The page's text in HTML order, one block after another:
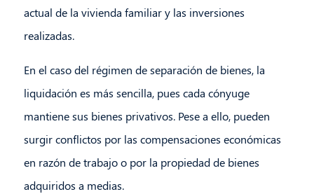
actual de la vivienda familiar y las inversiones
realizadas.
En el caso del régimen de separación de bienes, la
liquidación es más sencilla, pues cada cónyuge
mantiene sus bienes privativos. Pese a ello, pueden
surgir conflictos por las compensaciones económicas
en razón de trabajo o por la propiedad de bienes
adquiridos a medias.